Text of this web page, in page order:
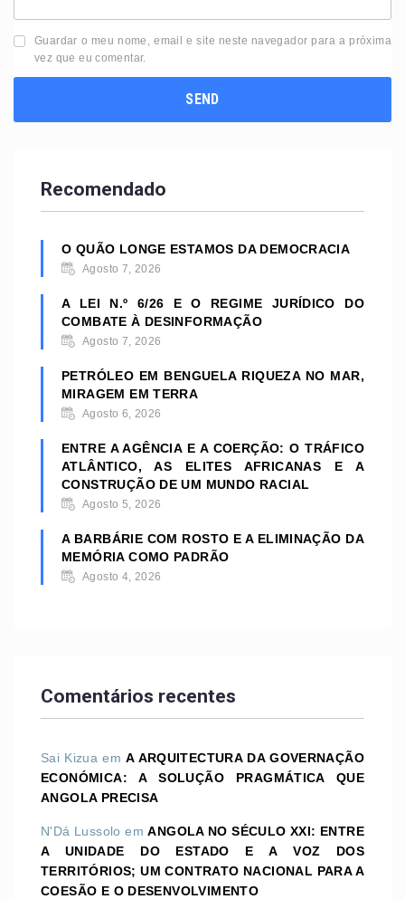
Guardar o meu nome, email e site neste navegador para a próxima
vez que eu comentar.
Recomendado
O QUÃO LONGE ESTAMOS DA DEMOCRACIA
Agosto 7, 2026
A LEI N.º 6/26 E O REGIME JURÍDICO DO
COMBATE À DESINFORMAÇÃO
Agosto 7, 2026
PETRÓLEO EM BENGUELA RIQUEZA NO MAR,
MIRAGEM EM TERRA
Agosto 6, 2026
ENTRE A AGÊNCIA E A COERÇÃO: O TRÁFICO
ATLÂNTICO, AS ELITES AFRICANAS E A
CONSTRUÇÃO DE UM MUNDO RACIAL
Agosto 5, 2026
A BARBÁRIE COM ROSTO E A ELIMINAÇÃO DA
MEMÓRIA COMO PADRÃO
Agosto 4, 2026
Comentários recentes
Sai Kizua emA ARQUITECTURA DA GOVERNAÇÃO
ECONÓMICA: A SOLUÇÃO PRAGMÁTICA QUE
ANGOLA PRECISA
N'Dá Lussolo emANGOLA NO SÉCULO XXI: ENTRE
A UNIDADE DO ESTADO E A VOZ DOS
TERRITÓRIOS; UM CONTRATO NACIONAL PARA A
COESÃO E O DESENVOLVIMENTO